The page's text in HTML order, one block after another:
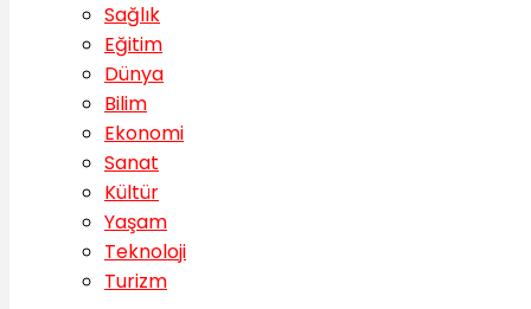
Sağlık
Eğitim
Dünya
Bilim
Ekonomi
Sanat
Kültür
Yaşam
Teknoloji
Turizm